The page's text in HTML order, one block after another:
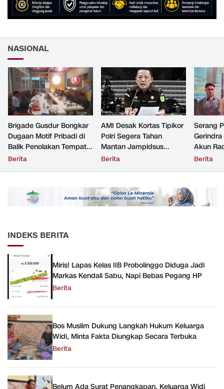
NASIONAL
Brigade Gusdur Bongkar
Dugaan Motif Pribadi di
Balik Penolakan Tempat
Ibadah GKJW Bangil
Berita
AMI Desak Kortas Tipikor
Polri Segera Tahan
Mantan Jampidsus
Tersangka Korupsi
Berita
Serang
Akun
Resmi
Berita
INDEKS BERITA
Miris! Lapas Kelas IIB Probolinggo Diduga Jadi
Markas Kendali Sabu, Napi Bebas Pegang HP
Berita
Bos Muslim Dukung Langkah Hukum Keluarga
Widi, Minta Fakta Diungkap Secara Terbuka
Berita
Belum Ada Surat Penangkapan, Keluarga Widi